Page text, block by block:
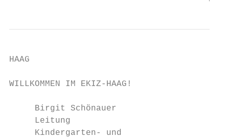
HAAG
WILLKOMMEN IM EKIZ-HAAG!
Birgit Schönauer
     Leitung
Kindergarten- und